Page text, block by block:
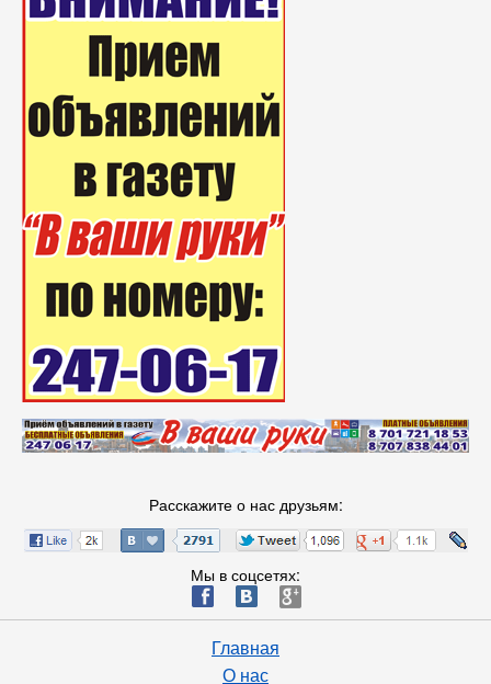
Расскажите о нас друзьям:
Мы в соцсетях:
ä æ è
Главная
О нас